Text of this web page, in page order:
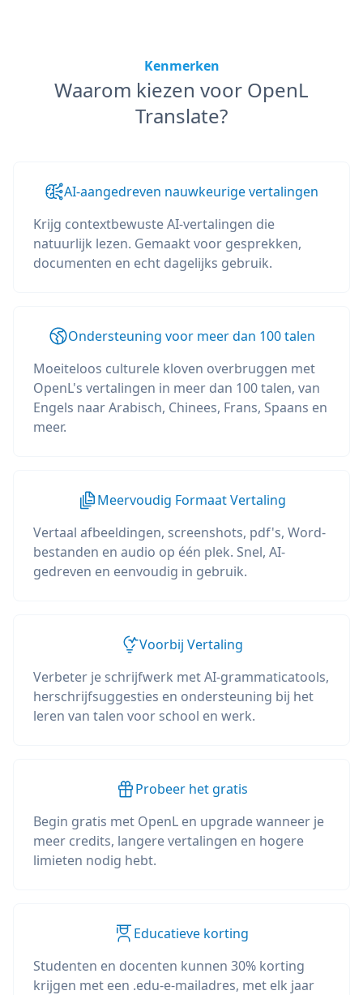
Kenmerken
Waarom kiezen voor OpenL
Translate?
AI-aangedreven nauwkeurige vertalingen
Krijg contextbewuste AI-vertalingen die
natuurlijk lezen. Gemaakt voor gesprekken,
documenten en echt dagelijks gebruik.
Ondersteuning voor meer dan 100 talen
Moeiteloos culturele kloven overbruggen met
OpenL's vertalingen in meer dan 100 talen, van
Engels naar Arabisch, Chinees, Frans, Spaans en
meer.
Meervoudig Formaat Vertaling
Vertaal afbeeldingen, screenshots, pdf's, Word-
bestanden en audio op één plek. Snel, AI-
gedreven en eenvoudig in gebruik.
Voorbij Vertaling
Verbeter je schrijfwerk met AI-grammaticatools,
herschrijfsuggesties en ondersteuning bij het
leren van talen voor school en werk.
Probeer het gratis
Begin gratis met OpenL en upgrade wanneer je
meer credits, langere vertalingen en hogere
limieten nodig hebt.
Educatieve korting
Studenten en docenten kunnen 30% korting
krijgen met een .edu-e-mailadres, met elk jaar